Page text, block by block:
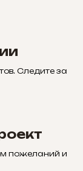
Следите за
пожеланий и